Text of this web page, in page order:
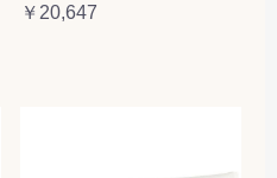
￥20,647